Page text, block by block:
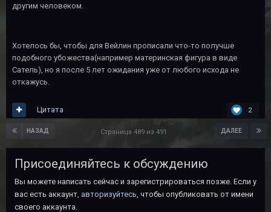
другим человеком.
Хотелось бы, чтобы для Вейлин прописали что-то получше
подобного убожества(например материнская фигура в виде
Сатель), но я после 5 лет ожидания уже от любого исхода не
откажусь.
2
Цитата
НАЗАД ДАЛЕЕ
Страница 489 из 491
Присоединяйтесь к обсуждению
Вы можете написать сейчас и зарегистрироваться позже. Если у
вас есть аккаунт, авторизуйтесь , чтобы опубликовать от имени
своего аккаунта.